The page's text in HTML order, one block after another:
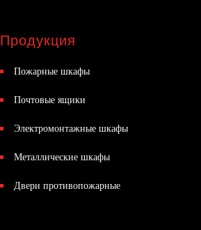
Продукция
Пожарные шкафы
Почтовые ящики
Электромонтажные шкафы
Металлические шкафы
Двери противопожарные